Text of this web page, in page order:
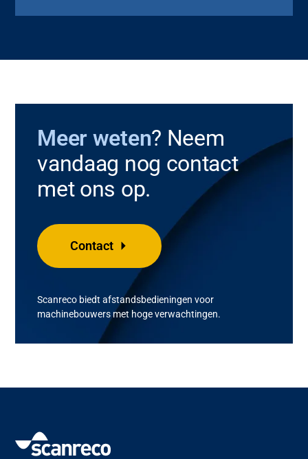
Meer weten? Neem
vandaag nog contact
met ons op.
Scanreco biedt afstandsbedieningen voor
machinebouwersmet hogeverwachtingen.
Contact